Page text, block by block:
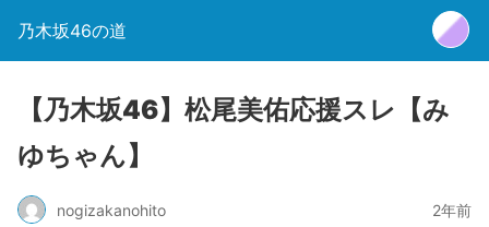
乃木坂46の道
【乃木坂46】松尾美佑応援スレ【み
ゆちゃん】
nogizakanohito 2年前